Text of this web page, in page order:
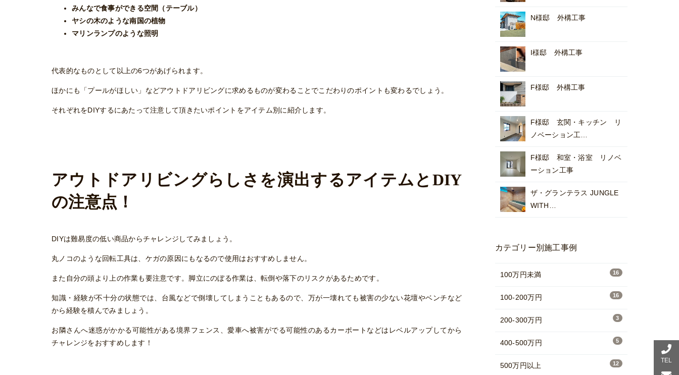
みんなで食事ができる空間（テーブル）
ヤシの木のような南国の植物
マリンランプのような照明
代表的なものとして以上の6つがあげられます。
ほかにも「プールがほしい」などアウトドアリビングに求めるものが変わることでこだわりのポイントも変わるでしょう。
それぞれをDIYするにあたって注意して頂きたいポイントをアイテム別に紹介します。
アウトドアリビングらしさを演出するアイテムとDIY
の注意点！
DIYは難易度の低い商品からチャレンジしてみましょう。
丸ノコのような回転工具は、ケガの原因にもなるので使用はおすすめしません。
また自分の頭より上の作業も要注意です。脚立にのぼる作業は、転倒や落下のリスクがあるためです。
知識・経験が不十分の状態では、台風などで倒壊してしまうこともあるので、万が一壊れても被害の少ない花壇やベンチなど
から経験を積んでみましょう。
お隣さんへ迷惑がかかる可能性がある境界フェンス、愛車へ被害がでる可能性のあるカーポートなどはレベルアップしてから
チャレンジをおすすめします！
N様邸 外構工事
I様邸 外構工事
F様邸 外構工事
F様邸 玄関・キッチン リ
ノベーション工…
F様邸 和室・浴室 リノベ
ーション工事
ザ・グランテラス JUNGLE
WITH…
カテゴリー別施工事例
100万円未満 16
100-200万円 16
200-300万円 3
400-500万円 5
500万円以上 12 TEL